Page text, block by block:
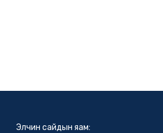
Элчин сайдын яам: